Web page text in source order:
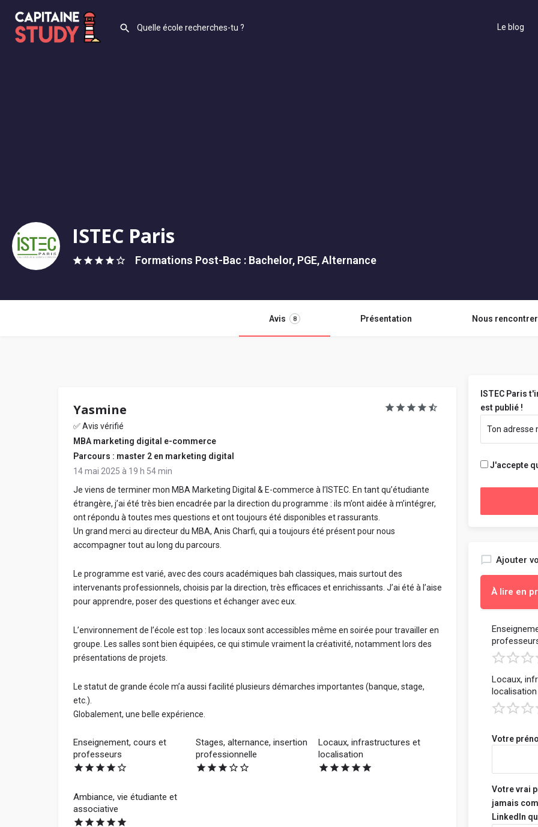
Le blog
ISTEC Paris
Formations Post-Bac : Bachelor, PGE, Alternance
Avis 8 Présentation Nous rencontrer
Yasmine
✅ Avis vérifié
MBA marketing digital e-commerce
Parcours : master 2 en marketing digital
14 mai 2025 à 19 h 54 min
Je viens de terminer mon MBA Marketing Digital & E-commerce à l’ISTEC. En tant qu’étudiante
étrangère, j’ai été très bien encadrée par la direction du programme : ils m’ont aidée à m’intégrer,
ont répondu à toutes mes questions et ont toujours été disponibles et rassurants.
Un grand merci au directeur du MBA, Anis Charfi, qui a toujours été présent pour nous
accompagner tout au long du parcours.
Le programme est varié, avec des cours académiques bah classiques, mais surtout des
intervenants professionnels, choisis par la direction, très efficaces et enrichissants. J’ai été à l’aise
pour apprendre, poser des questions et échanger avec eux.
L’environnement de l’école est top : les locaux sont accessibles même en soirée pour travailler en
groupe. Les salles sont bien équipées, ce qui stimule vraiment la créativité, notamment lors des
présentations de projets.
Le statut de grande école m’a aussi facilité plusieurs démarches importantes (banque, stage,
etc.).
Globalement, une belle expérience.
Enseignement, cours et
professeurs
Stages, alternance, insertion
professionnelle
Locaux, infrastructures et
localisation
Ambiance, vie étudiante et
associative
ISTEC Paris
est publié !
J'accepte
Ajouter
À lire en
L'objectif
vraiment,
- Sois
- Mentionne
apprécies
- Parle de
- Tes
nuire, ni
personne
Locaux,
localisation
Votre
Votre vrai
jamais
LinkedIn